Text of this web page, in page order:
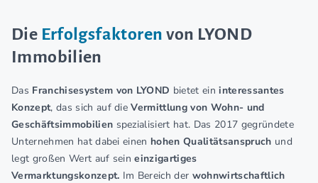
Die Erfolgsfaktoren von LYOND
Immobilien
Das Franchisesystem von LYOND bietet eininteressantes
Konzept, das sich auf dieVermittlung von Wohn- und
Geschäftsimmobilien spezialisiert hat. Das 2017 gegründete
Unternehmen hat dabei einen hohen Qualitätsanspruch und
legt großen Wert auf seineinzigartiges
Vermarktungskonzept. Im Bereich der wohnwirtschaftlich